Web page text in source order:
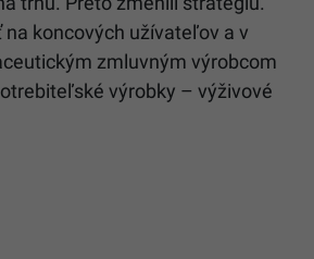
koncových užívateľov a v
zmluvným výrobcom
výrobky – výživové